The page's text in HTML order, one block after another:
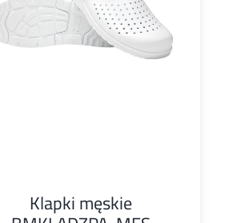
Klapki męskie